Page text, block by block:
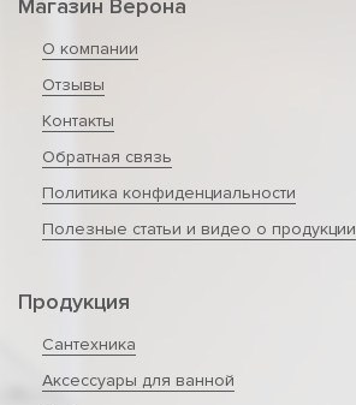
Магазин Верона
О компании
Отзывы
Контакты
Обратная связь
Политика конфиденциальности
Полезные статьи и видео о продукции
Продукция
Сантехника
Аксессуары для ванной